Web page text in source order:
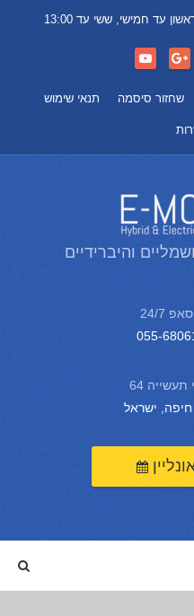
שחזור סיסמה תנאי שימוש
והיברידיים
24/7
055-
תעשייה 64
ישראל